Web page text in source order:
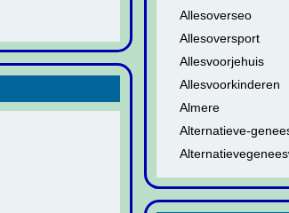
Allesoverseo
Allesoversport
Allesvoorjehuis
Allesvoorkinderen
Almere
Alternatieve-